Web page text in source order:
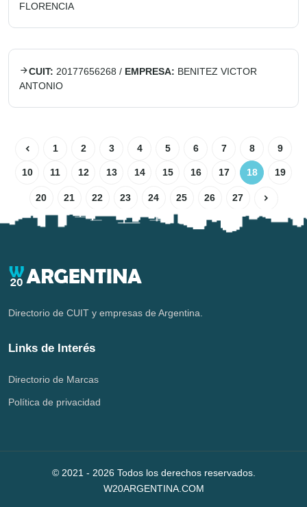
FLORENCIA
CUIT: 20177656268 / EMPRESA: BENITEZ VICTOR
ANTONIO
1 2 3 4 5 6 7 8 9
10 11 12 13 14 15 16 17 18 19
20 21 22 23 24 25 26 27
Directorio de CUIT y empresas de Argentina.
Links de Interés
Directorio de Marcas
Política de privacidad
© 2021 - 2026 Todos los derechos reservados.
W20ARGENTINA.COM